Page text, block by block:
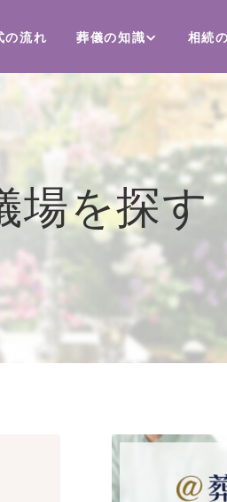
の流れ 葬儀の知識 相続
場を探す